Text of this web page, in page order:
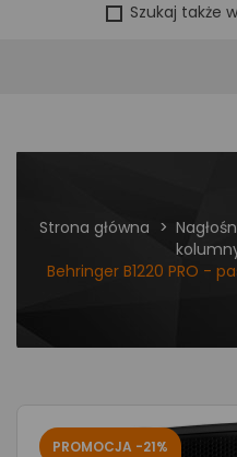
Szukaj także
Strona główna
Behringer B1220 PRO -
PROMOCJA -21%